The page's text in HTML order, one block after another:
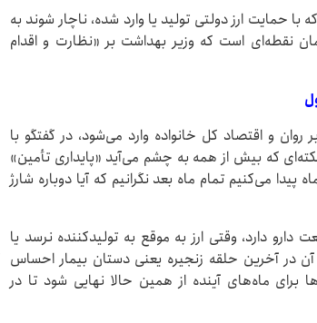
حمایت ارز دولتی تولید یا وارد شده، ناچار شوند به
نقطه‌ای است که وزیر بهداشت بر «نظارت و اقدام
و اقتصاد کل خانواده وارد می‌شود، در گفتگو با
که بیش از همه به چشم می‌آید «پایداری تأمین»
می‌کنیم تمام ماه بعد نگرانیم که آیا دوباره شارژ
دارد، وقتی ارز به موقع به تولیدکننده نرسد یا
آخرین حلقه زنجیره یعنی دستان بیمار احساس
برای ماه‌های آینده از همین حالا نهایی شود تا در